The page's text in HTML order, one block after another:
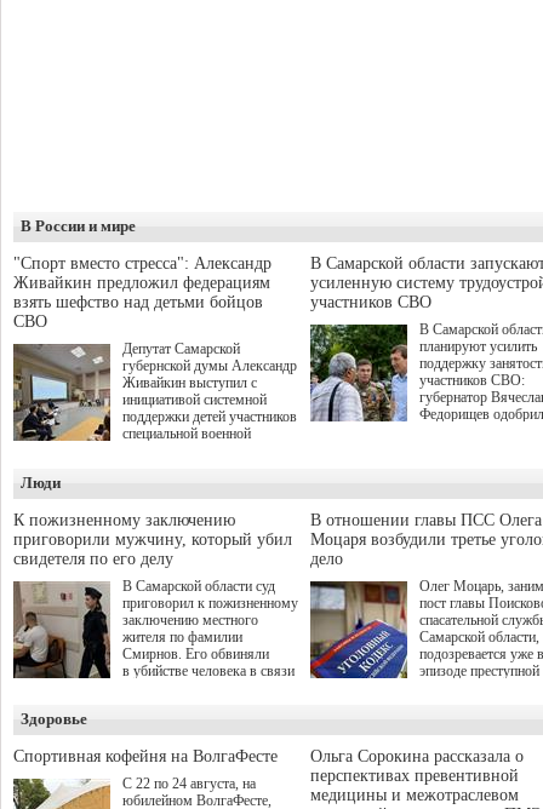
В России и мире
"Спорт вместо стресса": Александр
Живайкин предложил федерациям
взять шефство над детьми бойцов
СВО
Депутат Самарской
губернской думы Александр
Живайкин выступил с
инициативой системной
поддержки детей участников
специальной военной
"Помощь фронту и семьям
участников СВО", которая
прошла в Отрадном 7
августа.
В Самарской области
усиленную систему
участников СВО
В Самарской
планируют усилить
поддержку
участников СВО:
губернатор
Федорищев
на трудоустройство
спокойную
мирной жизни.
Люди
К пожизненному заключению
приговорили мужчину, который убил
свидетеля по его делу
В Самарской области суд
приговорил к пожизненному
заключению местного
жителя по фамилии
Смирнов. Его обвиняли
в убийстве человека в связи
В отношении главы ПСС Олега
Моцаря возбудили третье
дело
Олег Моцарь,
пост главы
спасательной
Самарской области,
подозревается уже
эпизоде преступной
а сам он
Здоровье
Спортивная кофейня на ВолгаФесте
С 22 по 24 августа, на
юбилейном ВолгаФесте,
Ольга Сорокина рассказала о
перспективах превентивной
медицины и межотраслевом